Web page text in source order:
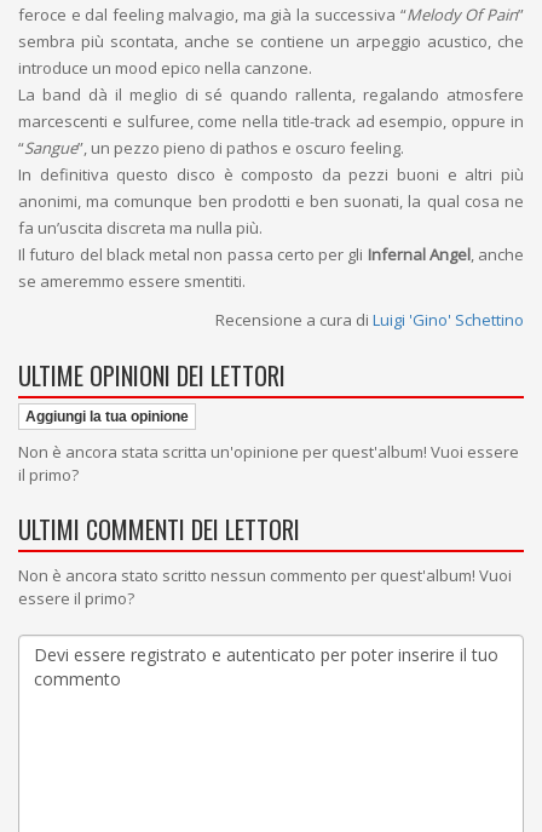
feroce e dal feeling malvagio, ma già la successiva “Melody Of Pain”
sembra più scontata, anche se contiene un arpeggio acustico, che
introduce un mood epico nella canzone.
La band dà il meglio di sé quando rallenta, regalando atmosfere
marcescenti e sulfuree, come nella title-track ad esempio, oppure in
“Sangue”, un pezzo pieno di pathos e oscuro feeling.
In definitiva questo disco è composto da pezzi buoni e altri più
anonimi, ma comunque ben prodotti e ben suonati, la qual cosa ne
fa un’uscita discreta ma nulla più.
Il futuro del black metal non passa certo per gli Infernal Angel, anche
se ameremmo essere smentiti.
Recensione a cura di Luigi 'Gino' Schettino
ULTIME OPINIONI DEI LETTORI
Aggiungi la tua opinione
Non è ancora stata scritta un'opinione per quest'album! Vuoi essere
il primo?
ULTIMI COMMENTI DEI LETTORI
Non è ancora stato scritto nessun commento per quest'album! Vuoi
essere il primo?